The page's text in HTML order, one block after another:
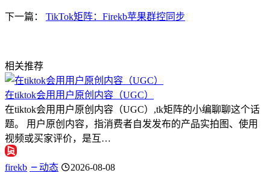
下一篇： TikTok矩阵：Firekb苹果群控同步
相关推荐
在tiktok会用用户原创内容（UGC）
在tiktok会用用户原创内容（UGC）,tk矩阵的小编聊聊这个话
题。 用户原创内容，指消费者自发发布的产品实拍图、使用
视频或买家评价，是互…
firekb 动态
2026-08-08